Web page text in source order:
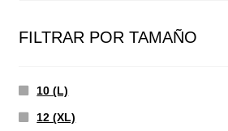
FILTRAR POR TAMAÑO
10 (L)
12 (XL)